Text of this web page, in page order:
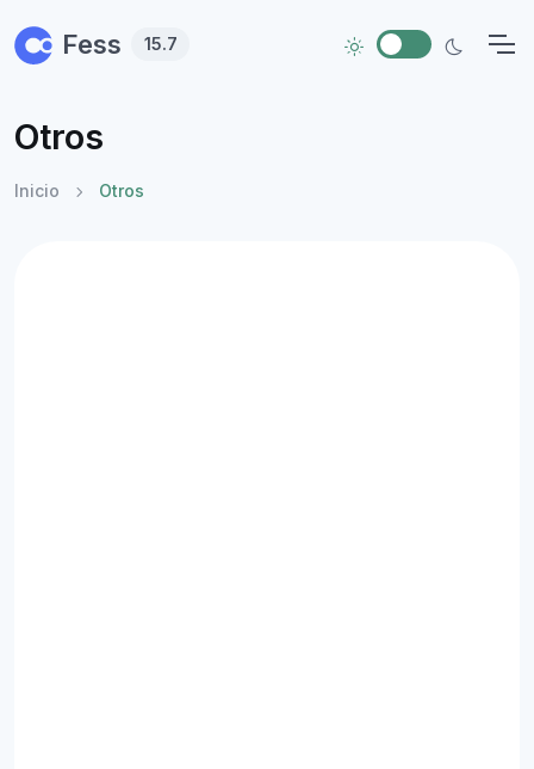
Fess 15.7
Otros
Inicio Otros